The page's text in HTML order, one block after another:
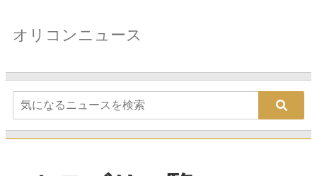
オリコンニュース